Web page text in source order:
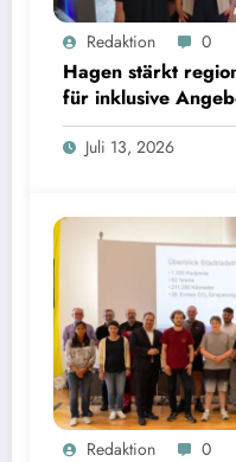
Redaktion 0
Hagen stärkt
für inklusive
Jugendliche
Juli 13, 2026
Redaktion 0